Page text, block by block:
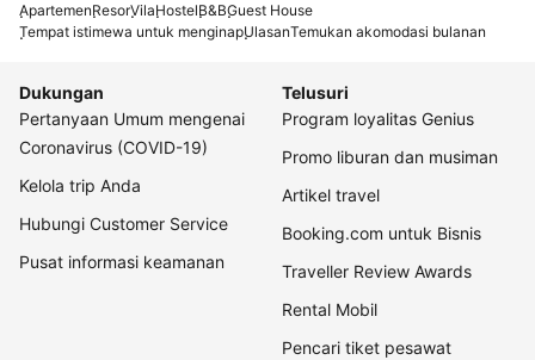
ApartemenResorVilaHostelB&BGuest House
Tempat istimewa untuk menginapUlasanTemukan akomodasi bulanan
Dukungan
Pertanyaan Umum mengenai
Coronavirus (COVID-19)
Kelola trip Anda
Hubungi Customer Service
Pusat informasi keamanan
Telusuri
Program loyalitas Genius
Promo liburan dan musiman
Artikel travel
Booking.com untuk Bisnis
Traveller Review Awards
Rental Mobil
Pencari tiket pesawat